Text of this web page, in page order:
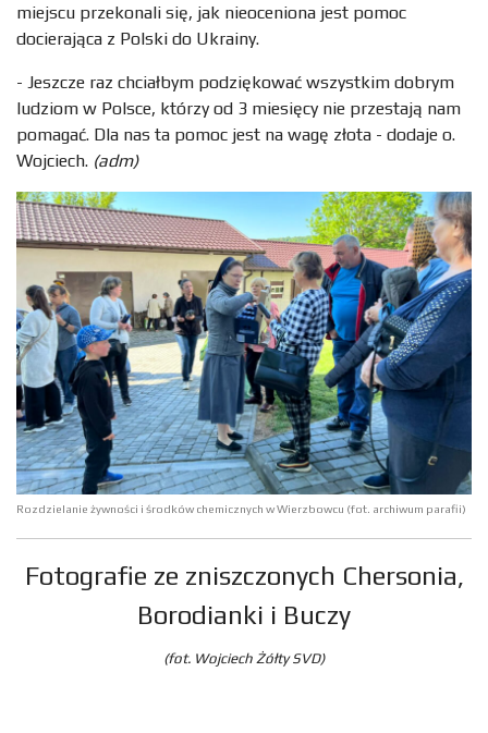
miejscu przekonali się, jak nieoceniona jest pomoc
docierająca z Polski do Ukrainy.
- Jeszcze raz chciałbym podziękować wszystkim dobrym
ludziom w Polsce, którzy od 3 miesięcy nie przestają nam
pomagać. Dla nas ta pomoc jest na wagę złota - dodaje o.
Wojciech. (adm)
Rozdzielanie żywności i środków chemicznych w Wierzbowcu (fot. archiwum parafii)
Fotografie ze zniszczonych Chersonia,
Borodianki i Buczy
(fot. Wojciech Żółty SVD)